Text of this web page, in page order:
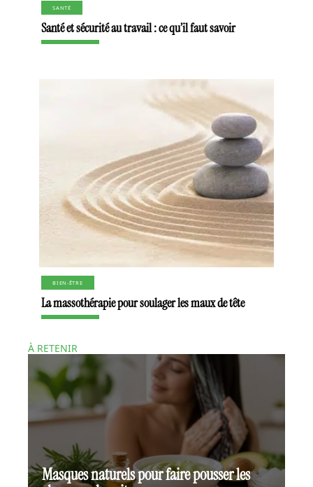
SANTÉ
Santé et sécurité au travail : ce qu’il faut savoir
BIEN-ÊTRE
La massothérapie pour soulager les maux de tête
À RETENIR
Masques naturels pour faire pousser les